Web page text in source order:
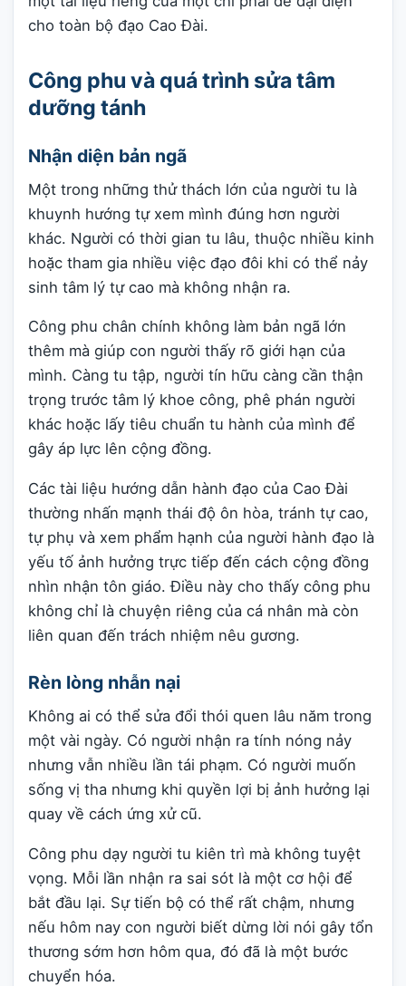
cho toàn bộ đạo Cao Đài.
Công phu và quá trình sửa tâm
dưỡng tánh
Nhận diện bản ngã
Một trong những thử thách lớn của người tu là
khuynh hướng tự xem mình đúng hơn người
khác. Người có thời gian tu lâu, thuộc nhiều kinh
hoặc tham gia nhiều việc đạo đôi khi có thể nảy
sinh tâm lý tự cao mà không nhận ra.
Công phu chân chính không làm bản ngã lớn
thêm mà giúp con người thấy rõ giới hạn của
mình. Càng tu tập, người tín hữu càng cần thận
trọng trước tâm lý khoe công, phê phán người
khác hoặc lấy tiêu chuẩn tu hành của mình để
gây áp lực lên cộng đồng.
Các tài liệu hướng dẫn hành đạo của Cao Đài
thường nhấn mạnh thái độ ôn hòa, tránh tự cao,
tự phụ và xem phẩm hạnh của người hành đạo là
yếu tố ảnh hưởng trực tiếp đến cách cộng đồng
nhìn nhận tôn giáo. Điều này cho thấy công phu
không chỉ là chuyện riêng của cá nhân mà còn
liên quan đến trách nhiệm nêu gương.
Rèn lòng nhẫn nại
Không ai có thể sửa đổi thói quen lâu năm trong
một vài ngày. Có người nhận ra tính nóng nảy
nhưng vẫn nhiều lần tái phạm. Có người muốn
sống vị tha nhưng khi quyền lợi bị ảnh hưởng lại
quay về cách ứng xử cũ.
Công phu dạy người tu kiên trì mà không tuyệt
vọng. Mỗi lần nhận ra sai sót là một cơ hội để
bắt đầu lại. Sự tiến bộ có thể rất chậm, nhưng
nếu hôm nay con người biết dừng lời nói gây tổn
thương sớm hơn hôm qua, đó đã là một bước
chuyển hóa.